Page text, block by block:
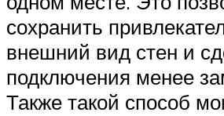
сохранить
внешний вид стен и
подключения менее
Также такой способ